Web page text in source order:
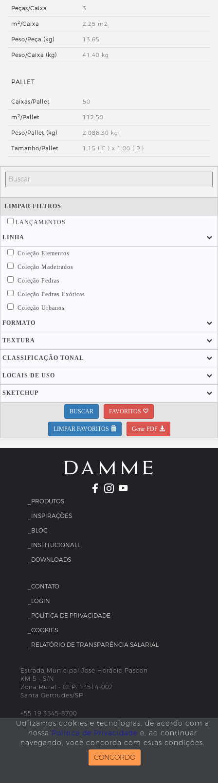
Peças/Caixa 3
m2/Caixa 2,25 m2
Peso/Peça (kg) 13,65
Peso/Caixa (kg) 41,40 kg
PALLET
Caixas/Pallet 50
m2/Pallet 112,50
Peso/Pallet (kg) 2.086,30 kg
Tamanho/Pallet 1,15 ( C ) x 1,00 ( P )
LIMPAR FILTROS
LANÇAMENTOS
LINHA
Coleção Elementos
Coleção Madeirados
Coleção Pedras
Coleção Pedras Exóticas
Coleção Urbanos
FORMATO
TEXTURA
CLASSIFICAÇÃO TONAL
LOCAIS DE USO
SKETCHUP
BUSCAR FAVORITOS
LIMPAR FAVORITOS Gerar PDF
_PRODUTOS
_INSPIRAÇÕES
_BLOG
_INSTITUCIONALL
_DOWNLOADS
_CONTATO
_LOGIN
_POLÍTICA DE PRIVACIDADE
_COOKIES
_RELATÓRIO DE TRANSPARÊNCIA SALARIAL
Estrada Municipal José Horácio Pascon
KM 5 - S/N
Zona Rural - CEP: 13514-002
Santa Gertrudes/SP
+55 19 3545-8700
Utilizamos cookies e tecnologias, de acordo com a
nossa Política de Privacidade e, ao continuar
navegando, você concorda com estas condições.
CONCORDO